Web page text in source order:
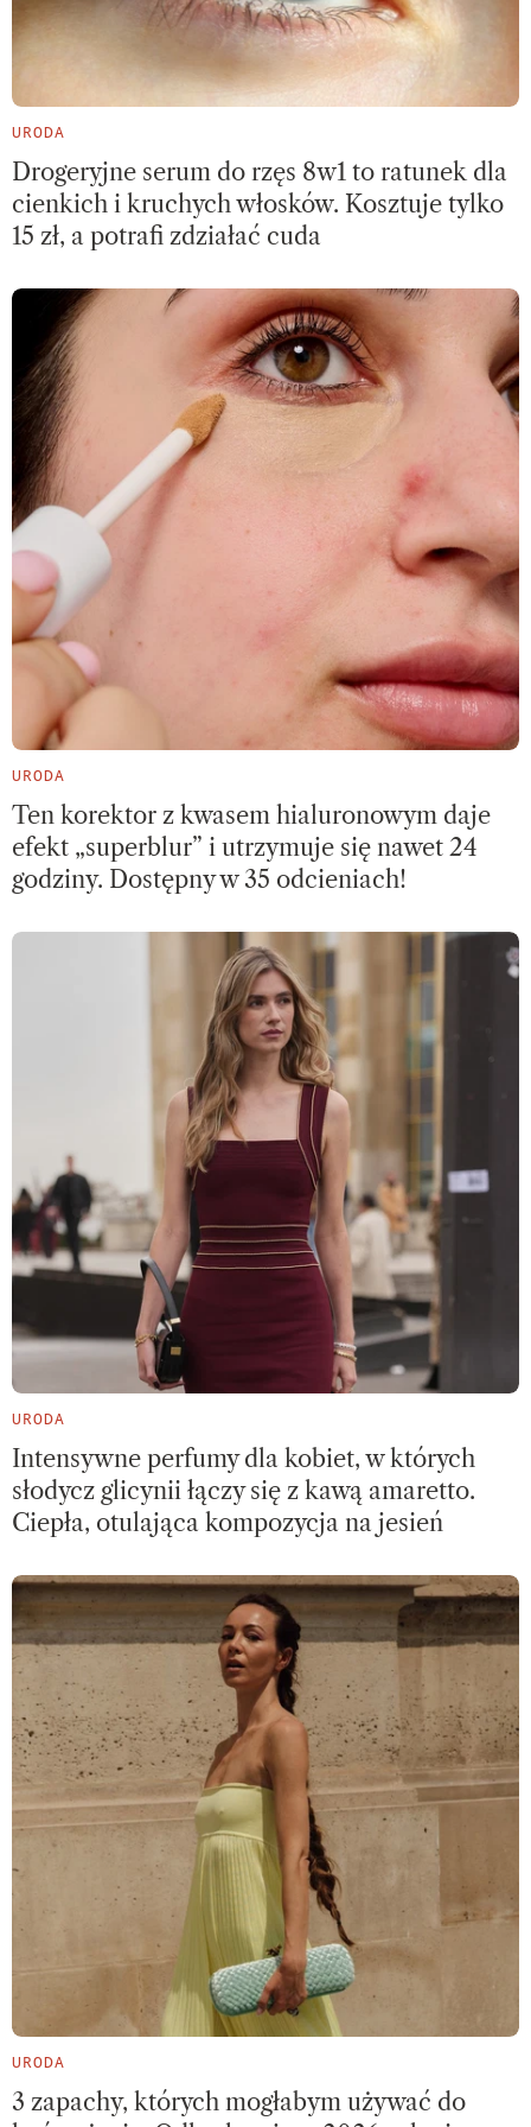
URODA
Drogeryjne serum do rzęs 8w1 to ratunek dla
cienkich i kruchych włosków. Kosztuje tylko
15 zł, a potrafi zdziałać cuda
URODA
Ten korektor z kwasem hialuronowym daje
efekt „superblur” i utrzymuje się nawet 24
godziny. Dostępny w 35 odcieniach!
URODA
Intensywne perfumy dla kobiet, w których
słodycz glicynii łączy się z kawą amaretto.
Ciepła, otulająca kompozycja na jesień
URODA
3 zapachy, których mogłabym używać do